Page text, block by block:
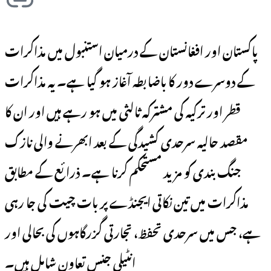
پاکستان اور افغانستان کے درمیان استنبول میں مذاکرات
کے دوسرے دور کا باضابطہ آغاز ہو گیا ہے۔ یہ مذاکرات
قطر اور ترکیہ کی مشترکہ ثالثی میں ہو رہے ہیں اور ان کا
مقصد حالیہ سرحدی کشیدگی کے بعد ابھرنے والی نازک
جنگ بندی کو مزید مستحکم کرنا ہے۔ ذرائع کے مطابق
مذاکرات میں تین نکاتی ایجنڈے پر بات چیت کی جا رہی
ہے، جس میں سرحدی تحفظ، تجارتی گزرگاہوں کی بحالی اور
انٹیلی جنس تعاون شامل ہیں۔